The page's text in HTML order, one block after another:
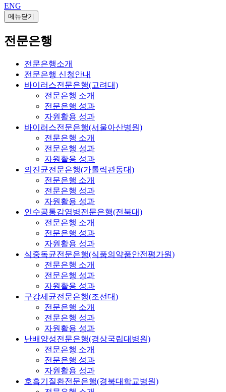
ENG
메뉴닫기
전문은행
전문은행소개
전문은행 신청안내
바이러스전문은행(고려대)
전문은행 소개
전문은행 성과
자원활용 성과
바이러스전문은행(서울아산병원)
전문은행 소개
전문은행 성과
자원활용 성과
의진균전문은행(가톨릭관동대)
전문은행 소개
전문은행 성과
자원활용 성과
인수공통감염병전문은행(전북대)
전문은행 소개
전문은행 성과
자원활용 성과
식중독균전문은행(식품의약품안전평가원)
전문은행 소개
전문은행 성과
자원활용 성과
구강세균전문은행(조선대)
전문은행 소개
전문은행 성과
자원활용 성과
난배양성전문은행(경상국립대병원)
전문은행 소개
전문은행 성과
자원활용 성과
호흡기질환전문은행(경북대학교병원)